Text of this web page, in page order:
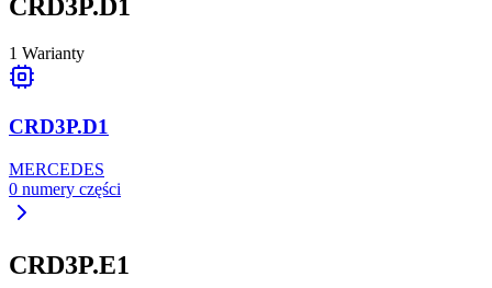
CRD3P.D1
1 Warianty
CRD3P.D1
MERCEDES
0 numery części
CRD3P.E1